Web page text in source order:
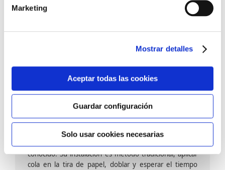
Marketing
Mostrar detalles
Aceptar todas las cookies
Guardar configuración
Solo usar cookies necesarias
barniz multiadherente en base agua. En zonas de
fuegos, se recomienda proteger con placas, silestone,
dado que el frotar en exceso dañaría el papel. Su
colocación es cola en la pared y tira en seco, sin
colocación es fácil rápida y sencilla.
Papel pintado calidad papel:
Formado por una capa de papel sobre un soporte de
conocido. Su instalación es método tradicional, aplicar
cola en la tira de papel, doblar y esperar el tiempo